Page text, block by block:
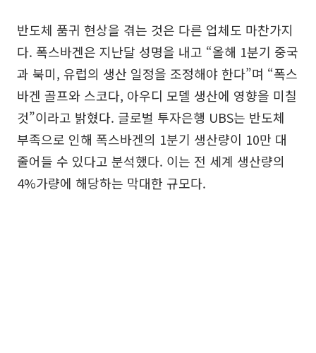
반도체 품귀 현상을 겪는 것은 다른 업체도 마찬가지
다. 폭스바겐은 지난달 성명을 내고 “올해 1분기 중국
과 북미, 유럽의 생산 일정을 조정해야 한다”며 “폭스
바겐 골프와 스코다, 아우디 모델 생산에 영향을 미칠
것”이라고 밝혔다. 글로벌 투자은행 UBS는 반도체
부족으로 인해 폭스바겐의 1분기 생산량이 10만 대
줄어들 수 있다고 분석했다. 이는 전 세계 생산량의
4%가량에 해당하는 막대한 규모다.